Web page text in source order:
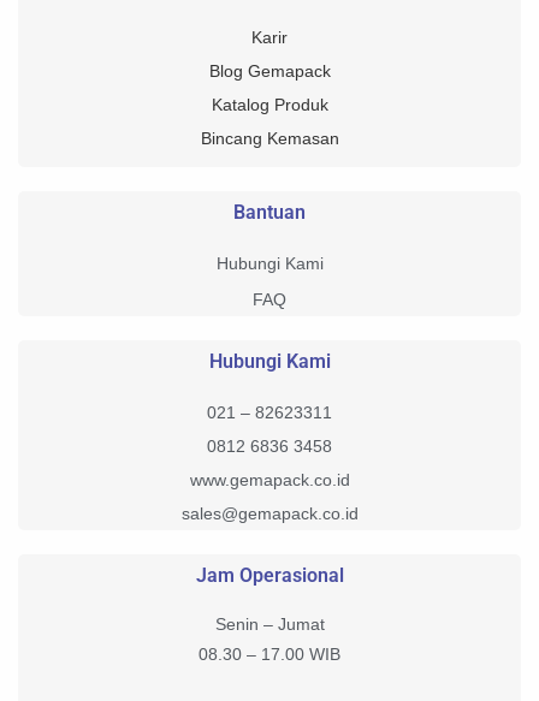
Karir
Blog Gemapack
Katalog Produk
Bincang Kemasan
Bantuan
Hubungi Kami
FAQ
Hubungi Kami
021 – 82623311
0812 6836 3458
www.gemapack.co.id
sales@gemapack.co.id
Jam Operasional
Senin – Jumat
08.30 – 17.00 WIB